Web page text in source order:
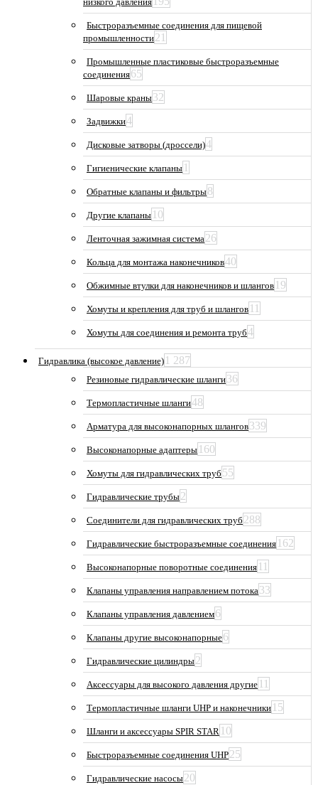
Быстроразъемные соединения для пищевой
промышленности21
Промышленные пластиковые быстроразъемные
соединения65
Шаровые краны32
Задвижки4
Дисковые затворы (дроссели)4
Гигиенические клапаны 1
Обратные клапаны и фильтры8
Другие клапаны 10
Ленточная зажимная система26
Кольца для монтажа наконечников40
Обжимные втулки для наконечников и шлангов 19
Хомуты и крепления для труб и шлангов 11
Хомуты для соединения и ремонта труб4
Гидравлика (высокое давление) 1 287
Резиновые гидравлические шланги36
Термопластичные шланги48
Арматура для высоконапорных шлангов339
Высоконапорные адаптеры 160
Хомуты для гидравлических труб 55
Гидравлические трубы2
Соединители для гидравлических труб 288
Гидравлические быстроразъемные соединения 162
Высоконапорные поворотные соединения 11
Клапаны управления направлением потока33
Клапаны управления давлением6
Клапаны другие высоконапорные6
Гидравлические цилиндры2
Аксессуары для высокого давления другие 11
Термопластичные шланги UHP и наконечники 15
Шланги и аксессуары SPIR STAR 10
Быстроразъемные соединения UHP25
Гидравлические насосы20